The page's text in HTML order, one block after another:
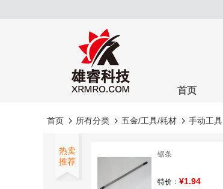
首页
首页 所有分类 五金/工具/耗材 手动工具
热卖
推荐
锯条
特价： ¥1.94